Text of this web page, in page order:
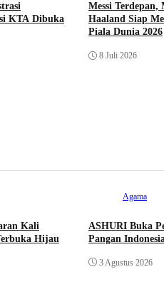
KTA Dibuka
Messi Terdepan,
Haaland Siap
Piala Dunia 2026
8 Juli 2026
Kali
Hijau
Agama
ASHURI Buka
Pangan
3 Agustus 2026